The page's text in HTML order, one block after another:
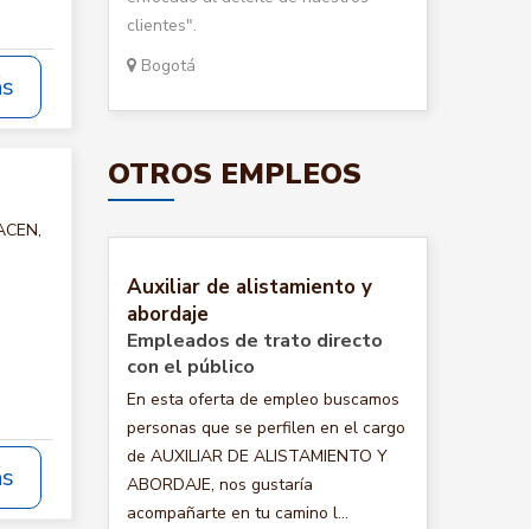
clientes".
Bogotá
OTROS EMPLEOS
Auxiliar de alistamiento y
abordaje
Empleados de trato directo
con el público
En esta oferta de empleo buscamos
personas que se perfilen en el cargo
de AUXILIAR DE ALISTAMIENTO Y
ABORDAJE, nos gustaría
acompañarte en tu camino l...